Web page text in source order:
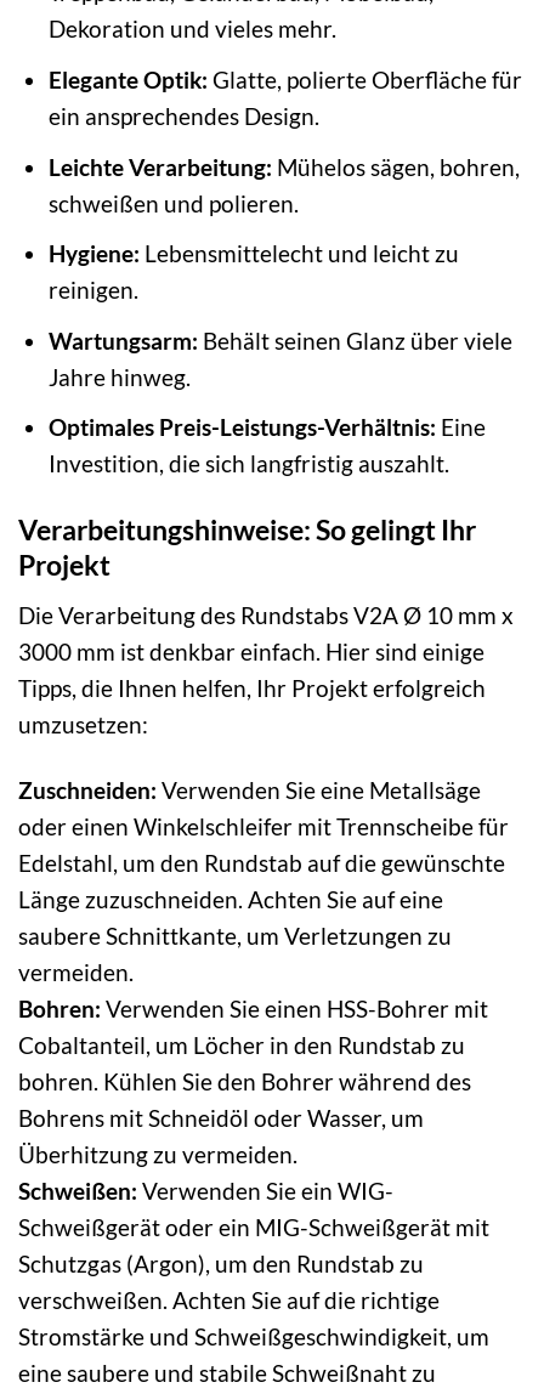
Dekoration und vieles mehr.
Elegante Optik: Glatte, polierte Oberfläche für
ein ansprechendes Design.
Leichte Verarbeitung: Mühelos sägen, bohren,
schweißen und polieren.
Hygiene: Lebensmittelecht und leicht zu
reinigen.
Wartungsarm: Behält seinen Glanz über viele
Jahre hinweg.
Optimales Preis-Leistungs-Verhältnis: Eine
Investition, die sich langfristig auszahlt.
Verarbeitungshinweise: So gelingt Ihr
Projekt
Die Verarbeitung des Rundstabs V2A Ø 10 mm x
3000 mm ist denkbar einfach. Hier sind einige
Tipps, die Ihnen helfen, Ihr Projekt erfolgreich
umzusetzen:
Zuschneiden: Verwenden Sie eine Metallsäge
oder einen Winkelschleifer mit Trennscheibe für
Edelstahl, um den Rundstab auf die gewünschte
Länge zuzuschneiden. Achten Sie auf eine
saubere Schnittkante, um Verletzungen zu
vermeiden.
Bohren: Verwenden Sie einen HSS-Bohrer mit
Cobaltanteil, um Löcher in den Rundstab zu
bohren. Kühlen Sie den Bohrer während des
Bohrens mit Schneidöl oder Wasser, um
Überhitzung zu vermeiden.
Schweißen: Verwenden Sie ein WIG-
Schweißgerät oder ein MIG-Schweißgerät mit
Schutzgas (Argon), um den Rundstab zu
verschweißen. Achten Sie auf die richtige
Stromstärke und Schweißgeschwindigkeit, um
eine saubere und stabile Schweißnaht zu